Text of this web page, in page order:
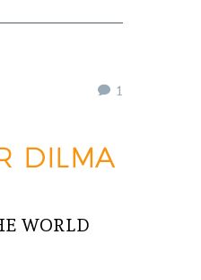
1
DILMA
WORLD